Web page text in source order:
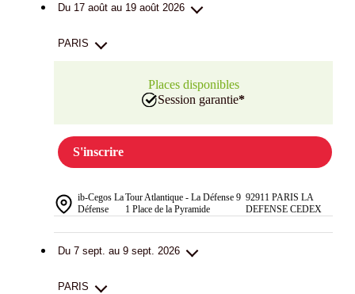
Du 17 août au 19 août 2026
PARIS
Places disponibles
Session garantie*
S'inscrire
ib-Cegos La
Défense
Tour Atlantique - La Défense 9
1 Place de la Pyramide
92911 PARIS LA
DEFENSE CEDEX
Du 7 sept. au 9 sept. 2026
PARIS